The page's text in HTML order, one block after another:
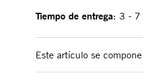
Tiempo de entrega: 3 - 7
Este artículo se